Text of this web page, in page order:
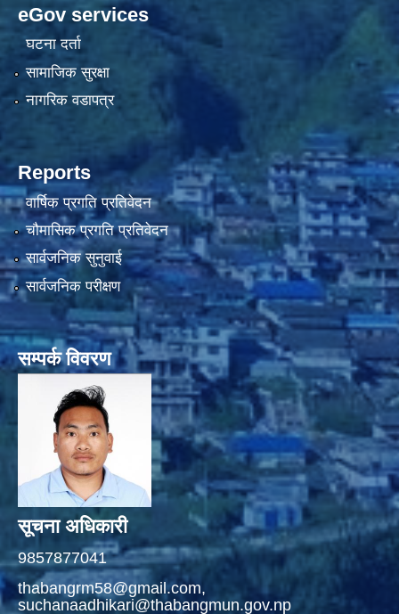
eGov services
घटना दर्ता
सामाजिक सुरक्षा
नागरिक वडापत्र
Reports
वार्षिक प्रगति प्रतिवेदन
चौमासिक प्रगति प्रतिवेदन
सार्वजनिक सुनुवाई
सार्वजनिक परीक्षण
सम्पर्क विवरण
सूचना अधिकारी
9857877041
thabangrm58@gmail.com,
suchanaadhikari@thabangmun.gov.np